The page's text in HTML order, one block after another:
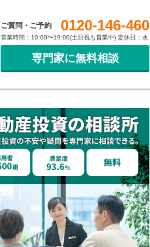
専門家に無料相談
ご質問・ご予約 0120-146-460
営業時間：10:00〜19:00(土日祝も営業中) 定休日：水